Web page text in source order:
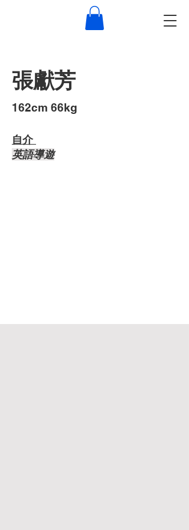
張獻芳
​162cm 66kg
自介 ​
​英語導遊